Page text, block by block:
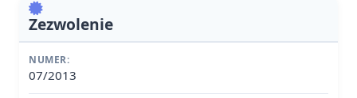
Zezwolenie
NUMER:
07/2013